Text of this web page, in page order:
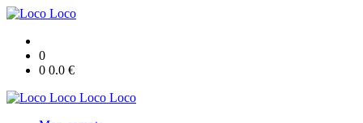
0
0 0.0 €
Loco Loco